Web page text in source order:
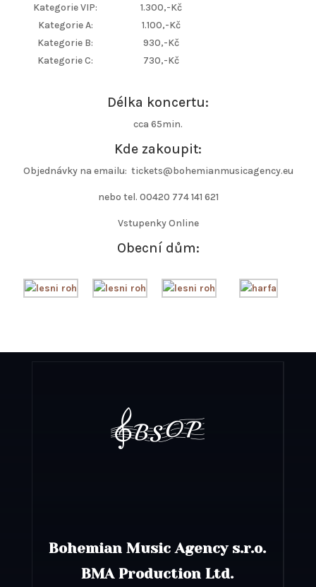
Kategorie VIP:
1.300,-Kč
Kategorie A:
1.100,-Kč
Kategorie B:
930,-Kč
Kategorie C:
730,-Kč
Délka koncertu:
cca 65min.
Kde zakoupit:
Objednávky na emailu: tickets@bohemianmusicagency.eu
nebo tel. 00420 774 141 621
Vstupenky Online
Obecní dům:
Bohemian Music Agency s.r.o.
BMA Production Ltd.